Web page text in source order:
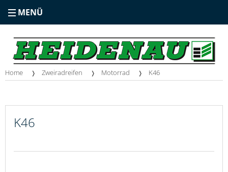
MENÜ
Home Zweiradreifen Motorrad K46
K46